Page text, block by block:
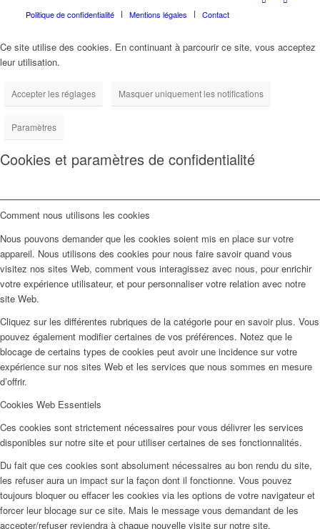
Politique de confidentialité Mentions légales Contact
Ce site utilise des cookies. En continuant à parcourir ce site, vous acceptez
leur utilisation.
Accepter les réglages Masquer uniquement les notifications
Paramètres
Cookies et paramètres de confidentialité
Comment nous utilisons les cookies
Nous pouvons demander que les cookies soient mis en place sur votre
appareil. Nous utilisons des cookies pour nous faire savoir quand vous
visitez nos sites Web, comment vous interagissez avec nous, pour enrichir
votre expérience utilisateur, et pour personnaliser votre relation avec notre
site Web.
Cliquez sur les différentes rubriques de la catégorie pour en savoir plus. Vous
pouvez également modifier certaines de vos préférences. Notez que le
blocage de certains types de cookies peut avoir une incidence sur votre
expérience sur nos sites Web et les services que nous sommes en mesure
d’offrir.
Cookies Web Essentiels
Ces cookies sont strictement nécessaires pour vous délivrer les services
disponibles sur notre site et pour utiliser certaines de ses fonctionnalités.
Du fait que ces cookies sont absolument nécessaires au bon rendu du site,
les refuser aura un impact sur la façon dont il fonctionne. Vous pouvez
toujours bloquer ou effacer les cookies via les options de votre navigateur et
forcer leur blocage sur ce site. Mais le message vous demandant de les
accepter/refuser reviendra à chaque nouvelle visite sur notre site.